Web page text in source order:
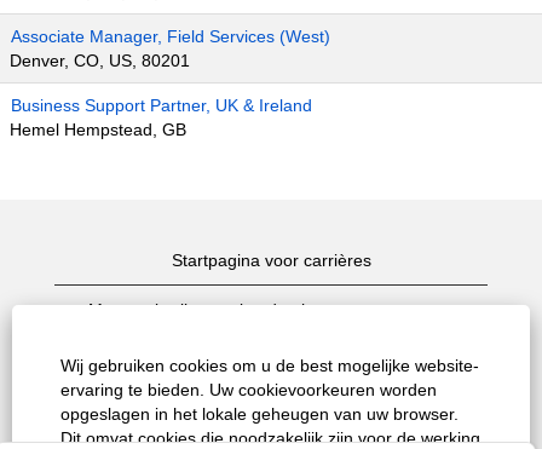
Wij gebruiken cookies om u de best mogelijke website-
ervaring te bieden. Uw cookievoorkeuren worden
opgeslagen in het lokale geheugen van uw browser.
Dit omvat cookies die noodzakelijk zijn voor de werking
Associate Manager, Field Services (West)
Denver, CO, US, 80201
Business Support Partner, UK & Ireland
Hemel Hempstead, GB
Startpagina voor carrières
Meestgebruikte zoekopdrachten naar vacatures
Alle vacatures weergeven
Privacybeleid